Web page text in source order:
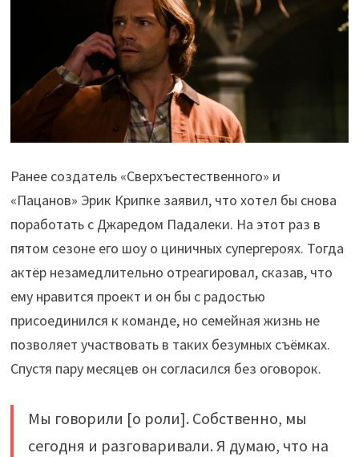
Ранее создатель «Сверхъестественного» и
«Пацанов» Эрик Крипке заявил, что хотел бы снова
поработать с Джаредом Падалеки. На этот раз в
пятом сезоне его шоу о циничных супергероях. Тогда
актёр незамедлительно отреагировал, сказав, что
ему нравится проект и он бы с радостью
присоединился к команде, но семейная жизнь не
позволяет участвовать в таких безумных съёмках.
Спустя пару месяцев он согласился без оговорок.
Мы говорили [о роли]. Собственно, мы
сегодня и разговаривали. Я думаю, что на